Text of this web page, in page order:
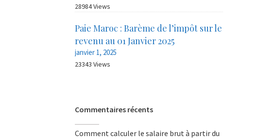
28984 Views
Paie Maroc : Barème de l’impôt sur le
revenu au 01 Janvier 2025
janvier 1, 2025
23343 Views
Commentaires récents
Comment calculer le salaire brut à partir du